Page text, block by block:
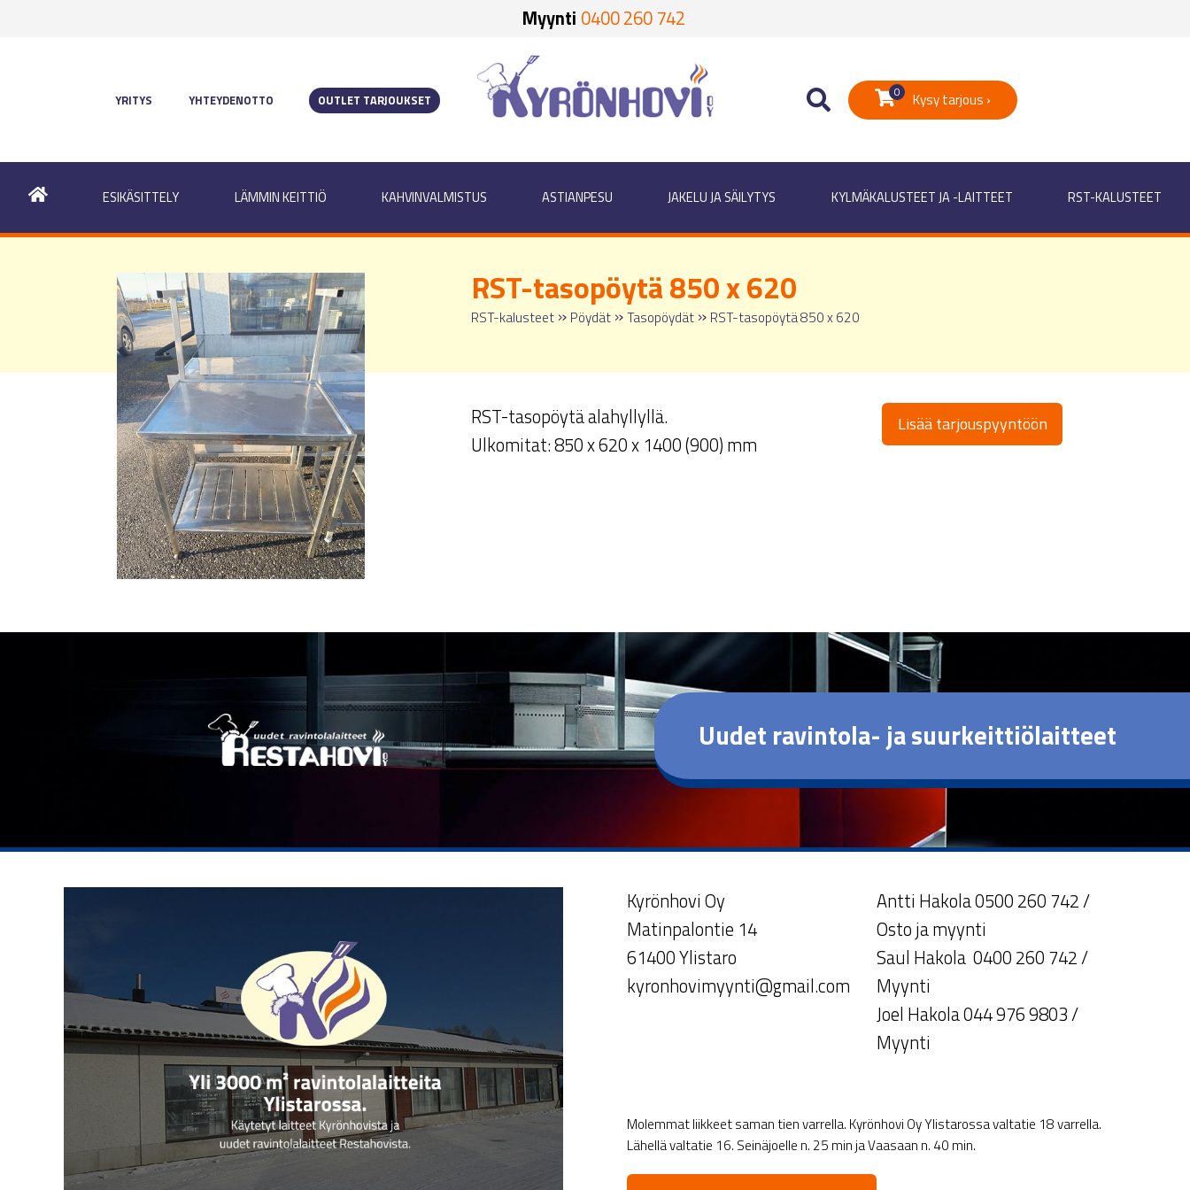
Myynti 0400 260 742
YRITYS YHTEYDENOTTO OUTLET TARJOUKSET
0 Kysy tarjous ›
ESIKÄSITTELY LÄMMIN KEITTIÖ KAHVINVALMISTUS ASTIANPESU JAKELU JA SÄILYTYS KYLMÄKALUSTEET JA -LAITTEET RST-KALUSTEET
RST-tasopöytä 850 x 620
RST-kalusteet » Pöydät »Tasopöydät » RST-tasopöytä 850 x 620
RST-tasopöytä alahyllyllä.
Ulkomitat: 850 x 620 x 1400 (900) mm
Lisää tarjouspyyntöön
Uudet ravintola- ja suurkeittiölaitteet
Kyrönhovi Oy
Matinpalontie 14
61400 Ylistaro
kyronhovimyynti@gmail.com
Antti Hakola 0500 260 742 /
Osto ja myynti
Saul Hakola 0400 260 742 /
Myynti
Joel Hakola 044 976 9803 /
Myynti
Molemmat liikkeet saman tien varrella. Kyrönhovi Oy Ylistarossa valtatie 18 varrella.
Lähellä valtatie 16. Seinäjoelle n. 25 min ja Vaasaan n. 40 min.